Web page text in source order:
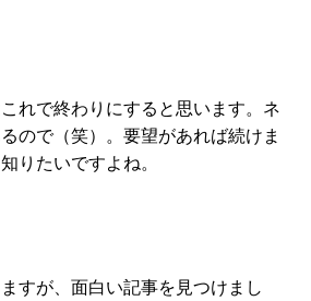
れで終わりにすると思います。ネ
ので（笑）。要望があれば続けま
りたいですよね。
すが、面白い記事を見つけまし